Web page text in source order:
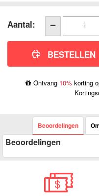
Aantal:
Ontvang 10% korting
Beoordelingen
Beoordelingen